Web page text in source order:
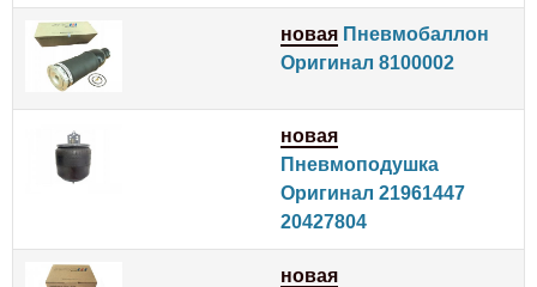
новая Пневмобаллон
Оригинал 8100002
новая
Пневмоподушка
Оригинал 21961447
20427804
новая